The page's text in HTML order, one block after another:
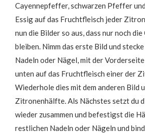
Cayennepfeffer, schwarzen Pfeffer
Essig auf das Fruchtfleisch jeder
nun die Bilder so aus, dass nur noch
bleiben. Nimm das erste Bild und
Nadeln oder Nägel, mit der
unten auf das Fruchtfleisch einer der
Wiederhole dies mit dem anderen Bild
Zitronenhälfte. Als Nächstes setzt du
wieder zusammen und befestigst die
restlichen Nadeln oder Nägeln und